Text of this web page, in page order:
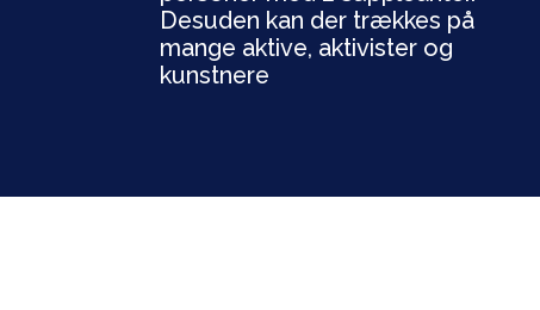
Desuden kan der trækkes på
mange aktive, aktivister og
kunstnere